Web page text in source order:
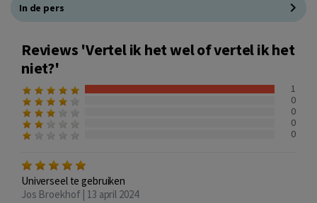
In de pers
Reviews 'Vertel ik het wel of vertel ik het
niet?'
1
0
0
0
0
Universeel te gebruiken
Jos Broekhof | 13 april 2024